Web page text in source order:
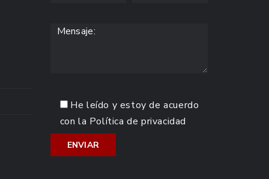
He leído y estoy de acuerdo
con la Política de privacidad